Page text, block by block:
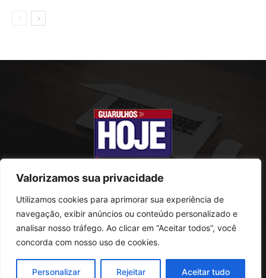
Valorizamos sua privacidade
Utilizamos cookies para aprimorar sua experiência de
navegação, exibir anúncios ou conteúdo personalizado e
analisar nosso tráfego. Ao clicar em “Aceitar todos”, você
concorda com nosso uso de cookies.
Personalizar Rejeitar Aceitar tudo
SOBRE NÓS
Rua Conselheiro Antonio Prado, 121
CEP: 07095-180